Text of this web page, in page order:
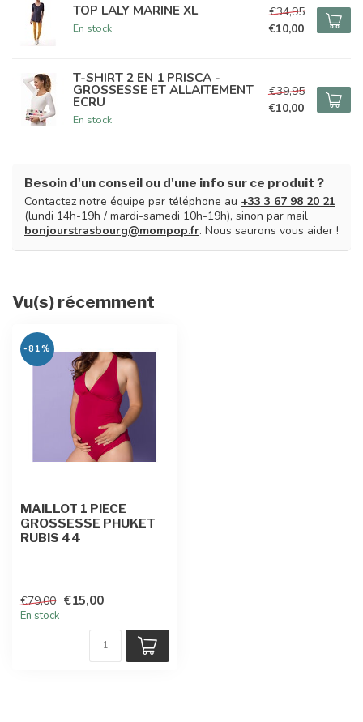
TOP LALY MARINE XL
En stock
€34,95
€10,00
T-SHIRT 2 EN 1 PRISCA -
GROSSESSE ET ALLAITEMENT
ECRU
En stock
€39,95
€10,00
Besoin d'un conseil ou d'une info sur ce produit ?
Contactez notre équipe par téléphone au +33 3 67 98 20 21
(lundi 14h-19h / mardi-samedi 10h-19h), sinon par mail
bonjourstrasbourg@mompop.fr. Nous saurons vous aider !
Vu(s) récemment
-81%
MAILLOT 1 PIECE
GROSSESSE PHUKET
RUBIS 44
€79,00 €15,00
En stock